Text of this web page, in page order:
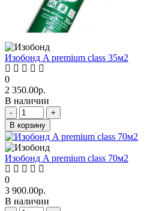
Изобонд A premium class 35м2
0
2 350.00р.
В наличии
-
+
В корзину
Изобонд A premium class 70м2
0
3 900.00р.
В наличии